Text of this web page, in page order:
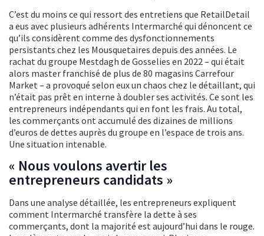
C’est du moins ce qui ressort des entretiens que RetailDetail
a eus avec plusieurs adhérents Intermarché qui dénoncent ce
qu’ils considèrent comme des dysfonctionnements
persistants chez les Mousquetaires depuis des années. Le
rachat du groupe Mestdagh de Gosselies en 2022 – qui était
alors master franchisé de plus de 80 magasins Carrefour
Market – a provoqué selon eux un chaos chez le détaillant, qui
n’était pas prêt en interne à doubler ses activités. Ce sont les
entrepreneurs indépendants qui en font les frais. Au total,
les commerçants ont accumulé des dizaines de millions
d’euros de dettes auprès du groupe en l’espace de trois ans.
Une situation intenable.
« Nous voulons avertir les
entrepreneurs candidats »
Dans une analyse détaillée, les entrepreneurs expliquent
comment Intermarché transfère la dette à ses
commerçants, dont la majorité est aujourd’hui dans le rouge.